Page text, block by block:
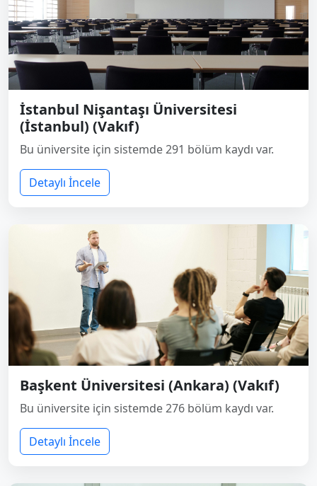
İstanbul Nişantaşı Üniversitesi
(İstanbul) (Vakıf)
Bu üniversite için sistemde 291 bölüm kaydı var.
Detaylı İncele
Başkent Üniversitesi (Ankara) (Vakıf)
Bu üniversite için sistemde 276 bölüm kaydı var.
Detaylı İncele